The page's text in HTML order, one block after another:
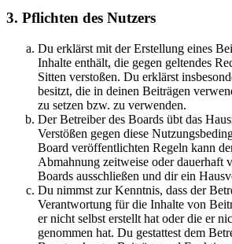
3. Pflichten des Nutzers
Du erklärst mit der Erstellung eines
Inhalte enthält, die gegen geltendes
Sitten verstoßen. Du erklärst
besitzt, die in deinen Beiträgen
zu setzen bzw. zu verwenden.
Der Betreiber des Boards übt das
Verstößen gegen diese
Board veröffentlichten Regeln kann
Abmahnung zeitweise oder dauerhaft
Boards ausschließen und dir ein
Du nimmst zur Kenntnis, dass der
Verantwortung für die Inhalte von
er nicht selbst erstellt hat oder die er
genommen hat. Du gestattest dem